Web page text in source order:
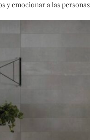
y emocionar a las